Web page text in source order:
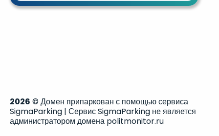
2026 © Домен припаркован с помощью сервиса
SigmaParking | Сервис SigmaParking не является
администратором домена politmonitor.ru